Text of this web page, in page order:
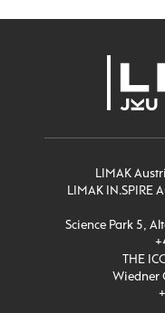
LIMAK
LIMAK IN.SPIRE
Science Park 5,
THE
Wiedner